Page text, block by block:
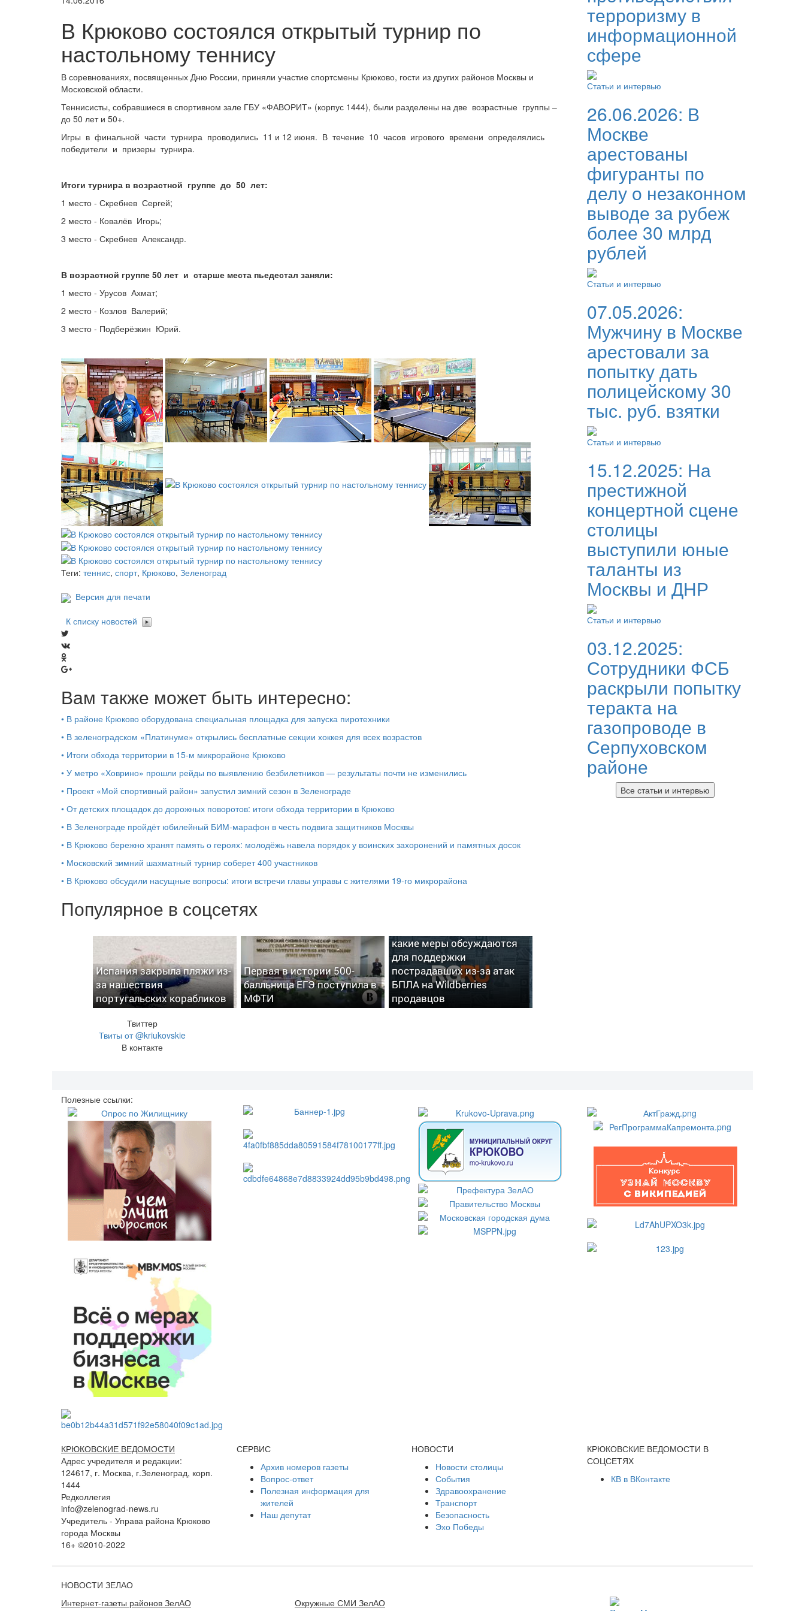
В Крюково состоялся открытый турнир по
настольному теннису
В соревнованиях, посвященных Дню России, приняли участие спортсмены Крюково, гости из других районов Москвы и
Московской области.
Теннисисты, собравшиеся в спортивном зале ГБУ «ФАВОРИТ» (корпус 1444), были разделены на две возрастные группы –
до 50 лет и 50+.
Игры в финальной части турнира проводились 11 и 12 июня. В течение 10 часов игрового времени определялись
победители и призеры турнира.
Итоги турнира в возрастной группе до 50 лет:
1 место - Скребнев Сергей;
2 место - Ковалёв Игорь;
3 место - Скребнев Александр.
В возрастной группе 50 лет и старше места пьедестал заняли:
1 место - Урусов Ахмат;
2 место - Козлов Валерий;
3 место - Подберёзкин Юрий.
Теги: теннис, спорт, Крюково, Зеленоград
Версия для печати
К списку новостей
Вам также может быть интересно:
• В районе Крюково оборудована специальная площадка для запуска пиротехники
• В зеленоградском «Платинуме» открылись бесплатные секции хоккея для всех возрастов
• Итоги обхода территории в 15‑м микрорайоне Крюково
• У метро «Ховрино» прошли рейды по выявлению безбилетников — результаты почти не изменились
• Проект «Мой спортивный район» запустил зимний сезон в Зеленограде
• От детских площадок до дорожных поворотов: итоги обхода территории в Крюково
• В Зеленограде пройдёт юбилейный БИМ‑марафон в честь подвига защитников Москвы
• В Крюково бережно хранят память о героях: молодёжь навела порядок у воинских захоронений и памятных досок
• Московский зимний шахматный турнир соберет 400 участников
• В Крюково обсудили насущные вопросы: итоги встречи главы управы с жителями 19‑го микрорайона
Популярное в соцсетях
Испания закрыла пляжи из-
за нашествия
португальских корабликов
Первая в истории 500-
балльница ЕГЭ поступила в
МФТИ
какие меры обсуждаются
для поддержки
пострадавших из-за атак
БПЛА на Wildberries
продавцов
Твиттер
Твиты от @kriukovskie
В контакте
терроризму в
информационной
сфере
Статьи и интервью
26.06.2026: В
Москве
арестованы
фигуранты по
делу о незаконном
выводе за рубеж
более 30 млрд
рублей
Статьи и интервью
07.05.2026:
Мужчину в Москве
арестовали за
попытку дать
полицейскому 30
тыс. руб. взятки
Статьи и интервью
15.12.2025: На
престижной
концертной сцене
столицы
выступили юные
таланты из
Москвы и ДНР
Статьи и интервью
03.12.2025:
Сотрудники ФСБ
раскрыли попытку
теракта на
газопроводе в
Серпуховском
районе
Все статьи и интервью
Полезные ссылки:
КРЮКОВСКИЕ ВЕДОМОСТИ
Адрес учредителя и редакции:
124617, г. Москва, г.Зеленоград, корп.
1444
Редколлегия
info@zelenograd-news.ru
Учредитель - Управа района Крюково
города Москвы
16+ ©2010-2022
СЕРВИС
Архив номеров газеты
Вопрос-ответ
Полезная информация для
жителей
Наш депутат
НОВОСТИ
Новости столицы
События
Здравоохранение
Транспорт
Безопасность
Эхо Победы
КРЮКОВСКИЕ ВЕДОМОСТИ В
СОЦСЕТЯХ
КВ в ВКонтакте
НОВОСТИ ЗЕЛАО
Интернет-газеты районов ЗелАО
Окружные СМИ ЗелАО